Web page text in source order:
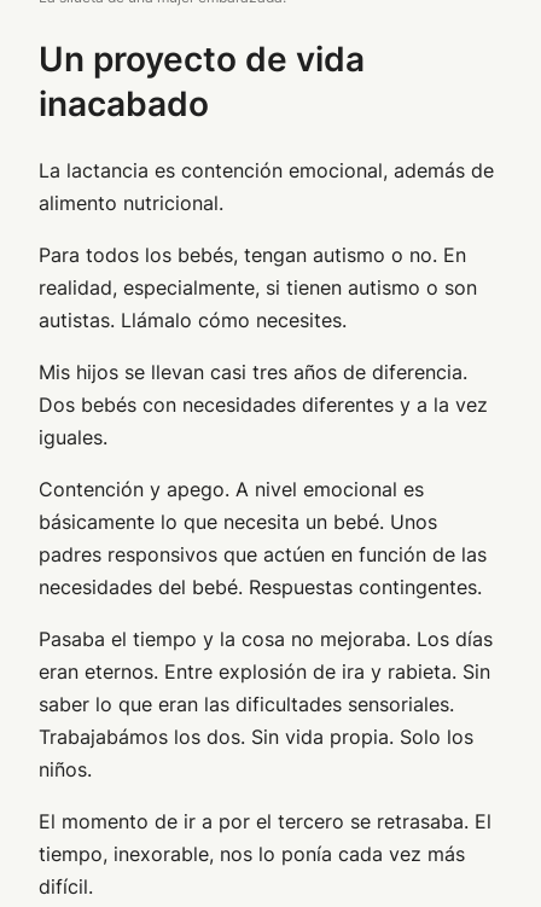
Un proyecto de vida
inacabado
La lactancia es contención emocional, además de
alimento nutricional.
Para todos los bebés, tengan autismo o no. En
realidad, especialmente, si tienen autismo o son
autistas. Llámalo cómo necesites.
Mis hijos se llevan casi tres años de diferencia.
Dos bebés con necesidades diferentes y a la vez
iguales.
Contención y apego. A nivel emocional es
básicamente lo que necesita un bebé. Unos
padres responsivos que actúen en función de las
necesidades del bebé. Respuestas contingentes.
Pasaba el tiempo y la cosa no mejoraba. Los días
eran eternos. Entre explosión de ira y rabieta. Sin
saber lo que eran las dificultades sensoriales.
Trabajabámos los dos. Sin vida propia. Solo los
niños.
El momento de ir a por el tercero se retrasaba. El
tiempo, inexorable, nos lo ponía cada vez más
difícil.